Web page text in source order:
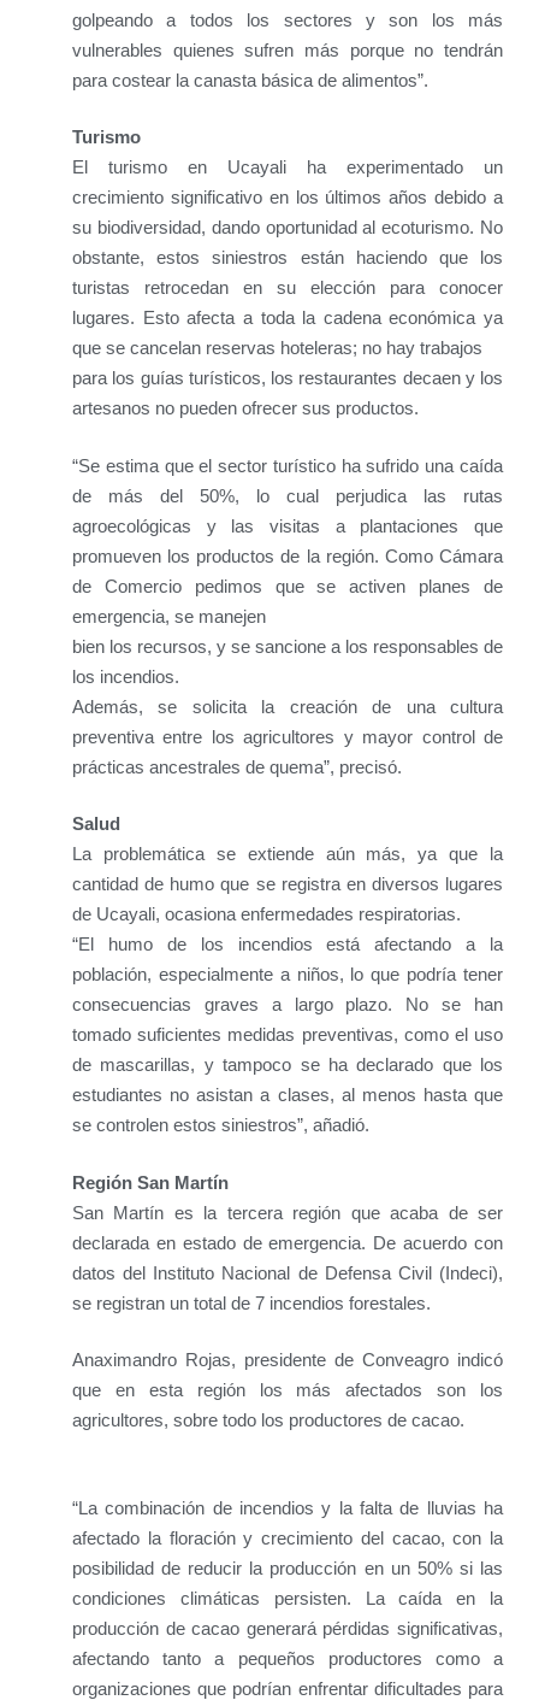
golpeando a todos los sectores y son los más
vulnerables quienes sufren más porque no tendrán
para costear la canasta básica de alimentos”.
Turismo
El turismo en Ucayali ha experimentado un
crecimiento significativo en los últimos años debido a
su biodiversidad, dando oportunidad al ecoturismo. No
obstante, estos siniestros están haciendo que los
turistas retrocedan en su elección para conocer
lugares. Esto afecta a toda la cadena económica ya
que se cancelan reservas hoteleras; no hay trabajos
para los guías turísticos, los restaurantes decaen y los
artesanos no pueden ofrecer sus productos.
“Se estima que el sector turístico ha sufrido una caída
de más del 50%, lo cual perjudica las rutas
agroecológicas y las visitas a plantaciones que
promueven los productos de la región. Como Cámara
de Comercio pedimos que se activen planes de
emergencia, se manejen
bien los recursos, y se sancione a los responsables de
los incendios.
Además, se solicita la creación de una cultura
preventiva entre los agricultores y mayor control de
prácticas ancestrales de quema”, precisó.
Salud
La problemática se extiende aún más, ya que la
cantidad de humo que se registra en diversos lugares
de Ucayali, ocasiona enfermedades respiratorias.
“El humo de los incendios está afectando a la
población, especialmente a niños, lo que podría tener
consecuencias graves a largo plazo. No se han
tomado suficientes medidas preventivas, como el uso
de mascarillas, y tampoco se ha declarado que los
estudiantes no asistan a clases, al menos hasta que
se controlen estos siniestros”, añadió.
Región San Martín
San Martín es la tercera región que acaba de ser
declarada en estado de emergencia. De acuerdo con
datos del Instituto Nacional de Defensa Civil (Indeci),
se registran un total de 7 incendios forestales.
Anaximandro Rojas, presidente de Conveagro indicó
que en esta región los más afectados son los
agricultores, sobre todo los productores de cacao.
“La combinación de incendios y la falta de lluvias ha
afectado la floración y crecimiento del cacao, con la
posibilidad de reducir la producción en un 50% si las
condiciones climáticas persisten. La caída en la
producción de cacao generará pérdidas significativas,
afectando tanto a pequeños productores como a
organizaciones que podrían enfrentar dificultades para